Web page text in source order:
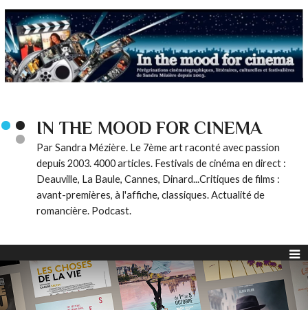
IN THE MOOD FOR CINEMA
Par Sandra Mézière. Le 7ème art raconté avec passion
depuis 2003. 4000 articles. Festivals de cinéma en direct :
Deauville, La Baule, Cannes, Dinard...Critiques de films :
avant-premières, à l'affiche, classiques. Actualité de
romancière. Podcast.